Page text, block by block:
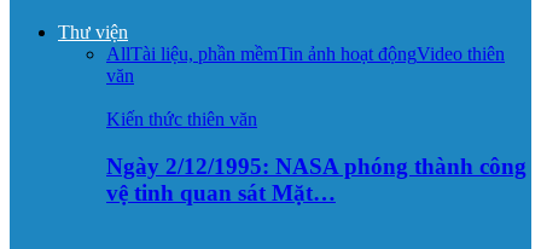
Thư viện
AllTài liệu, phần mềmTin ảnh hoạt độngVideo thiên
văn
Kiến thức thiên văn
Ngày 2/12/1995: NASA phóng thành công
vệ tinh quan sát Mặt…